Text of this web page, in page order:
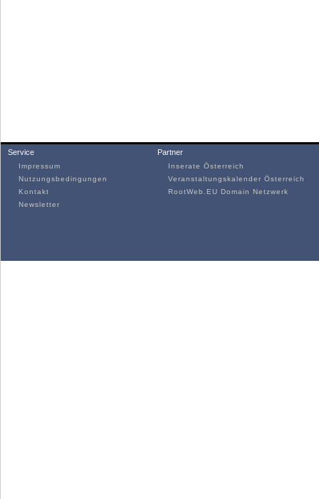
Service
Impressum
Nutzungsbedingungen
Kontakt
Newsletter
Partner
Inserate Österreich
Veranstaltungskalender Österreich
RootWeb.EU Domain Netzwerk